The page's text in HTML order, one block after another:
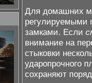
Для домашних
регулируемыми
замками. Если
внимание на
стыковки
ударопрочного
сохраняют